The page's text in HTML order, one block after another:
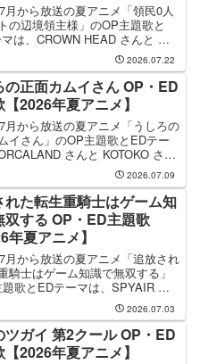
月から放送の夏アニメ「領民0人
の辺境領主様」のOP主題歌と
は、CROWN HEAD さんと 花
が担当します。OP主題歌の担当
HEADさんで、曲名は
」です。EDテーマを手掛ける...
2026.07.22
の正面カムイさん OP・ED
2026年夏アニメ】
月から放送の夏アニメ「うしろの
イさん」のOP主題歌とEDテー
さんと KOTOKO さん
します。OP主題歌の担当は
さんで、曲名は「成仏Come
す。ORCALAND...
2026.07.09
れた転生重騎士はゲーム知
双する OP・ED主題歌
年夏アニメ】
月から放送の夏アニメ「追放され
騎士はゲーム知識で無双する」
歌とEDテーマは、SPYAIR さ
さんが担当します。OP主題
掛けるのは SPYAIR さんで、その
のタイトルは「Awa...
2026.07.03
ツガイ 第2クール OP・ED
2026年夏アニメ】